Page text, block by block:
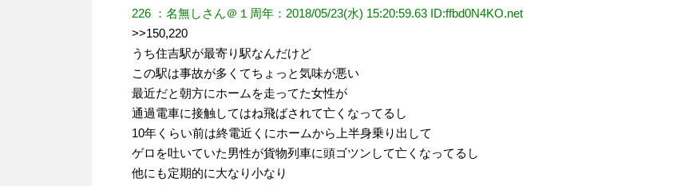
226 ：名無しさん＠１周年：2018/05/23(水) 15:20:59.63 ID:ffbd0N4KO.net
>>150,220
うち住吉駅が最寄り駅なんだけど
この駅は事故が多くてちょっと気味が悪い
最近だと朝方にホームを走ってた女性が
通過電車に接触してはね飛ばされて亡くなってるし
10年くらい前は終電近くにホームから上半身乗り出して
ゲロを吐いていた男性が貨物列車に頭ゴツンして亡くなってるし
他にも定期的に大なり小なり